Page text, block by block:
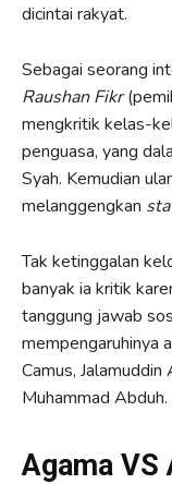
dicintai rakyat.
Sebagai seorang
Raushan Fikr
mengkritik kelas-
penguasa, yang
Syah. Kemudian
melanggengkan
Tak ketinggalan
banyak ia kritik
tanggung jawab
mempengaruhinya
Camus,
Muhammad Abduh.
Agama VS